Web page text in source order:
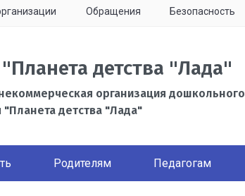
Обращения Безопасность
детства "Лада"
организация дошкольного
"Планета детства "Лада"
Родителям Педагогам